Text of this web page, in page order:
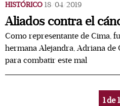
HISTÓRICO 18/04/2019
Aliados contra el
Como representante de Cima,
hermana Alejandra, Adriana
para combatir este mal
1de1